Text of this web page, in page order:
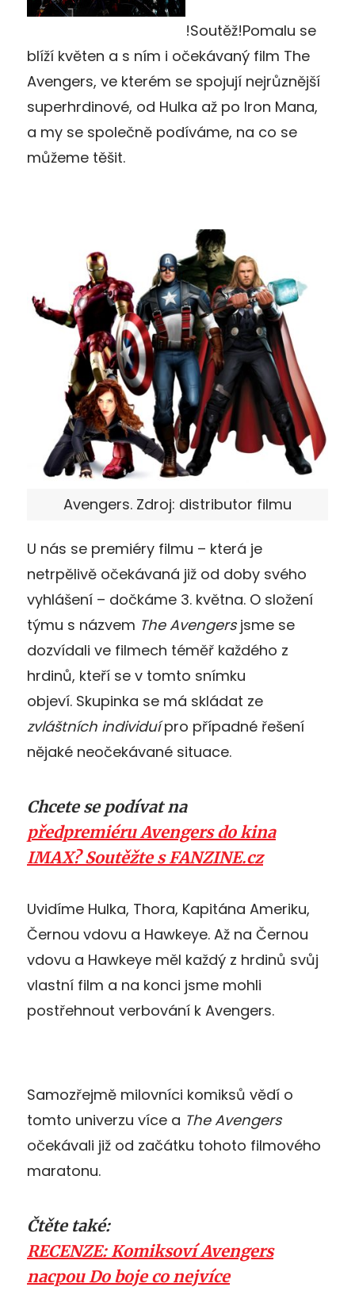
!Soutěž!Pomalu se
blíží květen a s ním i očekávaný film The
Avengers, ve kterém se spojují nejrůznější
superhrdinové, od Hulka až po Iron Mana,
a my se společně podíváme, na co se
můžeme těšit.
Avengers. Zdroj: distributor filmu
U nás se premiéry filmu – která je
netrpělivě očekávaná již od doby svého
vyhlášení – dočkáme 3. května. O složení
týmu s názvem The Avengersjsme se
dozvídali ve filmech téměř každého z
hrdinů, kteří se v tomto snímku
objeví. Skupinka se má skládat ze
zvláštních individuípro případné řešení
nějaké neočekávané situace.
Chcete se podívat na
předpremiéru Avengers do kina
IMAX? Soutěžte s FANZINE.cz
Uvidíme Hulka, Thora, Kapitána Ameriku,
Černou vdovu a Hawkeye. Až na Černou
vdovu a Hawkeye měl každý z hrdinů svůj
vlastní film a na konci jsme mohli
postřehnout verbování k Avengers.
Samozřejmě milovníci komiksů vědí o
tomto univerzu více a The Avengers
očekávali již od začátku tohoto filmového
maratonu.
Čtěte také:
RECENZE: Komiksoví Avengers
nacpou Do boje co nejvíce